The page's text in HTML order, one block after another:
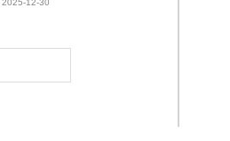
2025-12-30